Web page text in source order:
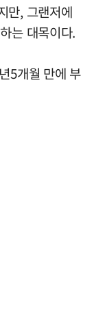
만, 그랜저에
는 대목이다.
5개월 만에 부